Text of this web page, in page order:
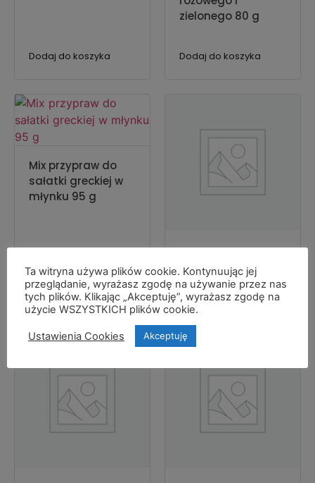
Dodaj do koszyka
zielonego 80 g
Dodaj do koszyka
Mix przypraw do
sałatki greckiej w
młynku 95 g
Dowiedz się więcej Dodaj do koszyka
Ta witryna używa plików cookie. Kontynuując jej
przeglądanie, wyrażasz zgodę na używanie przez nas
tych plików. Klikając „Akceptuję”, wyrażasz zgodę na
użycie WSZYSTKICH plików cookie.
Ustawienia Cookies Akceptuję